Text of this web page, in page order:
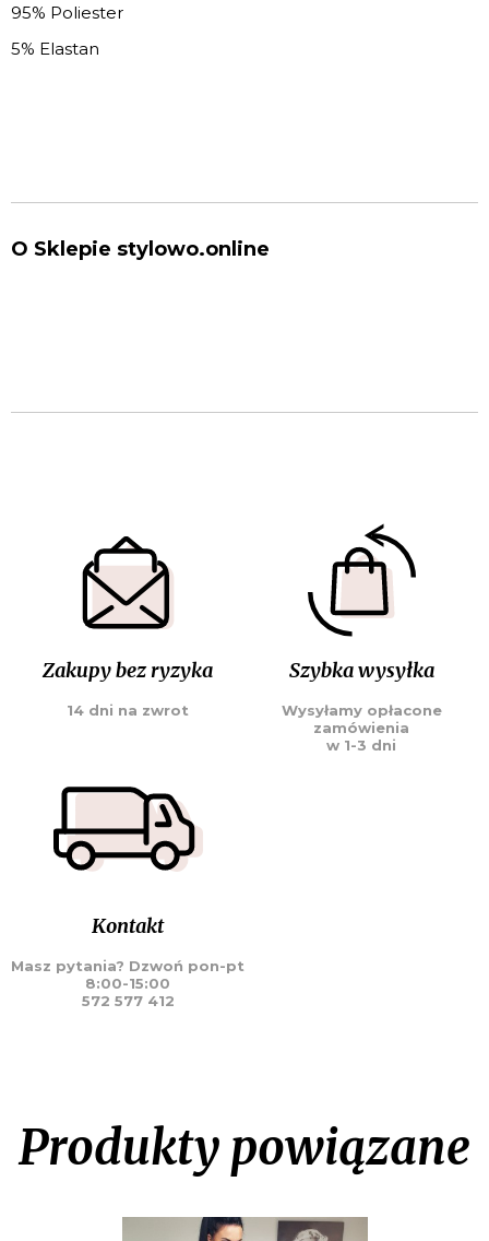
95% Poliester
5% Elastan
O Sklepie stylowo.online
Zakupy bez ryzyka
14 dni na zwrot
Szybka wysyłka
Wysyłamy opłacone
zamówienia
w 1-3 dni
Kontakt
Masz pytania? Dzwoń pon-pt
8:00-15:00
572 577 412
Produkty powiązane